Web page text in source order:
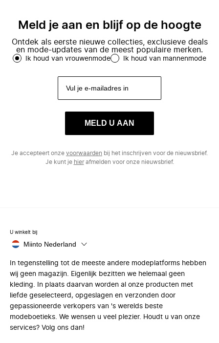
Meld je aan en blijf op de hoogte
Ontdek als eerste nieuwe collecties, exclusieve deals
en mode-updates van de meest populaire merken.
Ik houd van vrouwenmode Ik houd van mannenmode
MELD U AAN
Je accepteert onze voorwaarden bij het inschrijven voor de nieuwsbrief.
Je kunt je hierafmelden voor onze nieuwsbrief.
U winkelt bij
Miinto Nederland
In tegenstelling tot de meeste andere modeplatforms hebben
wij geen magazijn. Eigenlijk bezitten we helemaal geen
kleding. In plaats daarvan worden al onze producten met
liefde geselecteerd, opgeslagen en verzonden door
gepassioneerde verkopers van 's werelds beste
modeboetieks. We wensen u veel plezier. Houdt u van onze
services? Volg ons dan!